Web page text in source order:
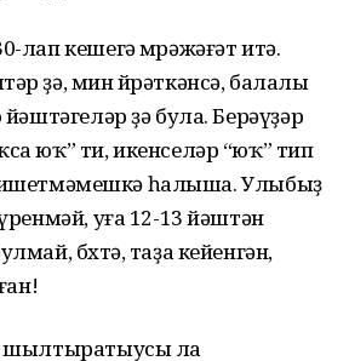
лап кешегә мөрәжәғәт итә.
ҙә, мин өйрәткәнсә, балалы
ҙә була. Берәүҙәр
юҡ” ти, икенселәр “юҡ” тип
ишетмәмешкә һалыша. Улыбыҙ
уға 12-13 йәштән
бөхтә, таҙа кейенгән,
шылтыратыусы ла